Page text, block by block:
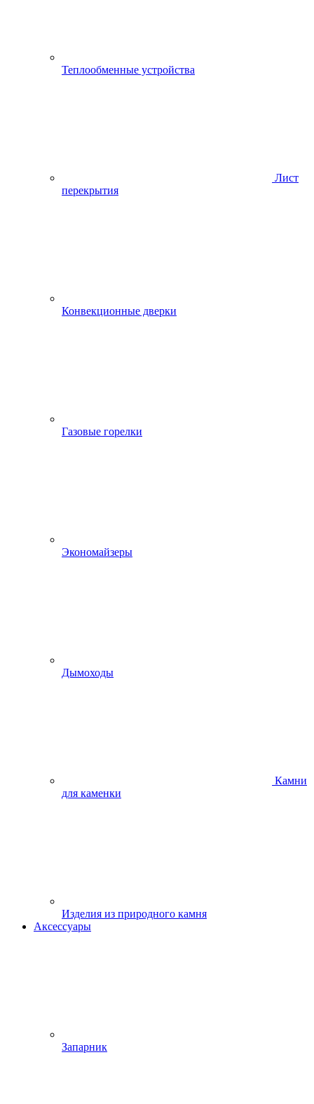
Теплообменные устройства
Лист
перекрытия
Конвекционные дверки
Газовые горелки
Экономайзеры
Дымоходы
Камни
для каменки
Изделия из природного камня
Аксессуары
Запарник